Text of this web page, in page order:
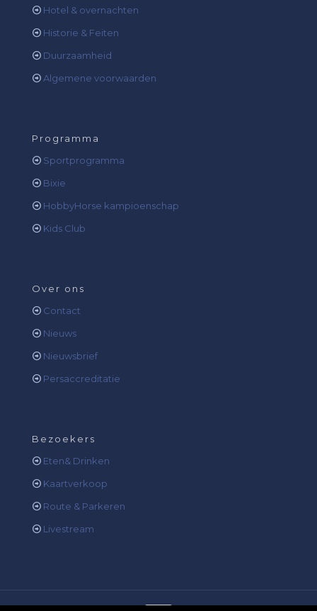
Hotel & overnachten
Historie & Feiten
Duurzaamheid
Algemene voorwaarden
Programma
Sportprogramma
Bixie
HobbyHorse kampioenschap
Kids Club
Over ons
Contact
Nieuws
Nieuwsbrief
Persaccreditatie
Bezoekers
Eten& Drinken
Kaartverkoop
Route & Parkeren
Livestream